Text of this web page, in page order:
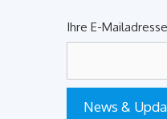
Ihre E-
News &